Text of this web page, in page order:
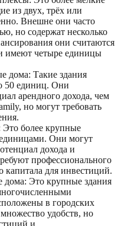
из двух, трёх или
Внешне они часто
но содержат несколько
они считаются
имеют четыре единицы
дома: Такие здания
50 единиц. Они
арендного дохода, чем
но могут требовать
более крупные
Они могут
дохода и
профессионального
капитала для инвестиций.
Это крупные здания
в городских
удобств, но
и